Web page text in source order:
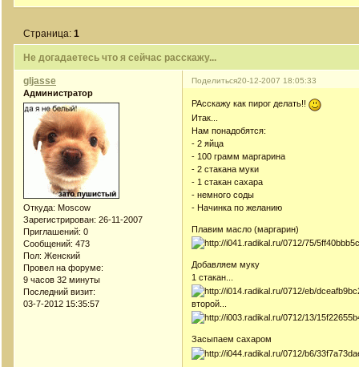
Не догадаетесь что я сейчас расскажу...
Страница:1
Поделиться20-12-2007 18:05:33
gljasse
Администратор
Откуда: Moscow
Зарегистрирован: 26-11-2007
Приглашений: 0
Сообщений: 473
Пол: Женский
Провел на форуме:
9 часов 32 минуты
Последний визит:
03-7-2012 15:35:57
РАсскажу как пирог делать!!
Итак...
Нам понадобятся:
- 2 яйца
- 100 грамм маргарина
- 2 стакана муки
- 1 стакан сахара
- немного соды
- Начинка по желанию
Плавим масло (маргарин)
Добавляем муку
1 стакан...
второй...
Засыпаем сахаром